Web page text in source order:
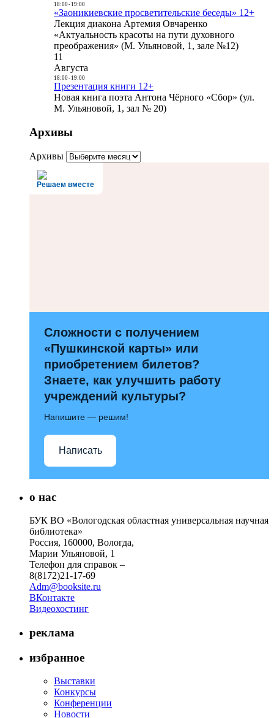
18:00- 19:00
«Заоникиевские просветительские беседы» 12+
Лекция диакона Артемия Овчаренко
«Актуальность красоты на пути духовного
преображения» (М. Ульяновой, 1, зале №12)
11
Августа
18:00- 19:00
Презентация книги 12+
Новая книга поэта Антона Чёрного «Сбор» (ул.
М. Ульяновой, 1, зал № 20)
Архивы
Архивы
Решаем вместе
Сложности с получением
«Пушкинской карты» или
приобретением билетов?
Знаете, как улучшить работу
учреждений культуры?
Напишите — решим!
Написать
о нас
БУК ВО «Вологодская областная универсальная научная
библиотека»
Россия, 160000, Вологда,
Марии Ульяновой, 1
Телефон для справок –
8(8172)21-17-69
Adm@booksite.ru
ВКонтакте
Видеохостинг
реклама
избранное
Выставки
Конкурсы
Конференции
Новости